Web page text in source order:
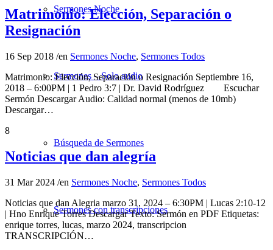
Sermones Noche
Sermones – Solo audio
Búsqueda de Sermones
Sermones con transcripciones
Matrimonio: Elección, Separación o
Resignación
16 Sep 2018 /en Sermones Noche, Sermones Todos
Matrimonio: Elección, Separación o Resignación Septiembre 16,
2018 – 6:00PM | 1 Pedro 3:7 | Dr. David Rodríguez Escuchar
Sermón Descargar Audio: Calidad normal (menos de 10mb)
Descargar…
8
Noticias que dan alegría
31 Mar 2024 /en Sermones Noche, Sermones Todos
Noticias que dan Alegria marzo 31, 2024 – 6:30PM | Lucas 2:10-12
| Hno Enrique Torres Descargar Texto: Sermón en PDF Etiquetas:
enrique torres, lucas, marzo 2024, transcripcion
TRANSCRIPCIÓN…